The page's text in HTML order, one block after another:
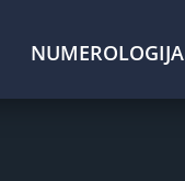
NUMEROLOGIJA